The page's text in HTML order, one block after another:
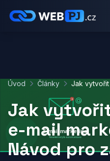
Úvod Články Jak vytvořit
Jak
e-mail
Návod pro